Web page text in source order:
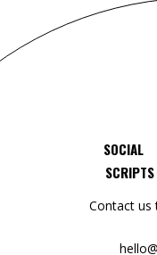
SOCIAL
SCRIPTS
Contact us